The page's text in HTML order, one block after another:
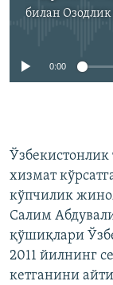
билан
Айни
0:00
хизмат
кўпчилик
Салим
қўшиқлари
2011 йилнинг
кетганини